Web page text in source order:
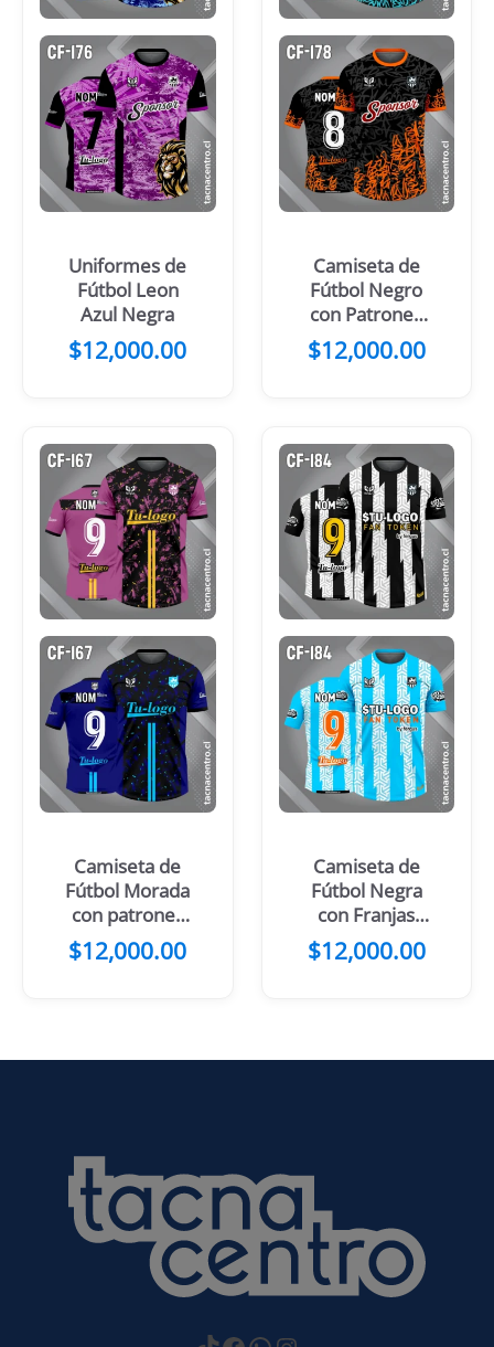
Uniformes de
Fútbol Leon
Azul Negra
$12,000.00
Camiseta de
Fútbol Negro
con Patrones
Turquesa y
Gris
$12,000.00
Camiseta de
Fútbol Morada
con patrones
de color negro
y 2 Lineas
$12,000.00
Camiseta de
Fútbol Negra
con Franjas
Blancas
$12,000.00